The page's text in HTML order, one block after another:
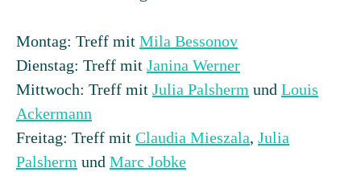
Montag: Treff mit Mila Bessonov
Dienstag: Treff mit Janina Werner
Mittwoch: Treff mit Julia Palsherm und Louis
Ackermann
Freitag: Treff mit Claudia Mieszala, Julia
Palsherm und Marc Jobke